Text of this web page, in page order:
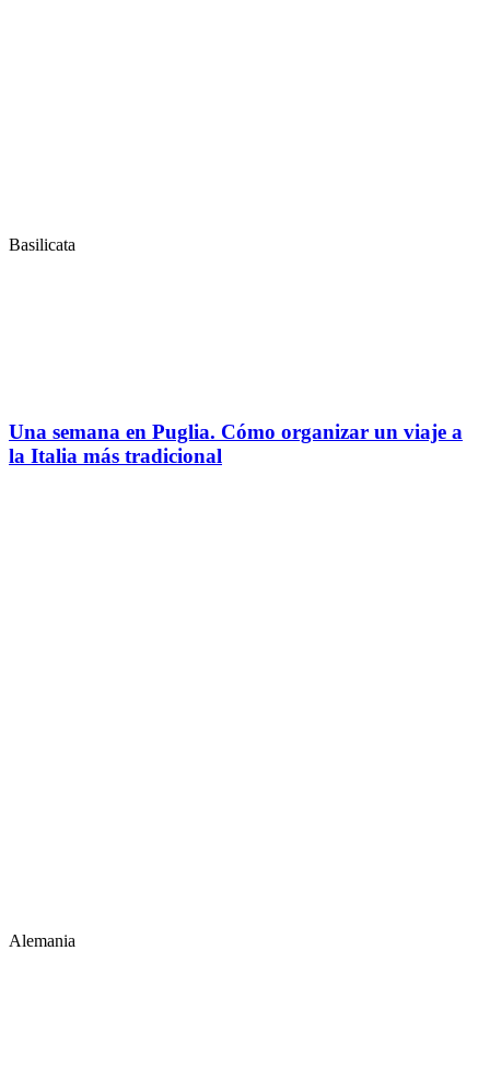
Basilicata
Una semana en Puglia. Cómo organizar un viaje a
la Italia más tradicional
Alemania